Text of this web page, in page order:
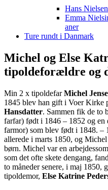
Hans
Emma
aner
Ture rundt i Danmark
Michel og Else
tipoldeforældre og
Min 2 x tipoldefarMichel
1845 blev han gift i Voer Kirke
Hansdatter. Sammen fik de to
farfar) født i 1846 – 1852 og en
farmor) som blev født i 1848.
allerede i marts 1850, og
børn. Michel var en
som det ofte skete dengang,
to måneder senere, i maj 1850,
tipoldemor, Else Katrine